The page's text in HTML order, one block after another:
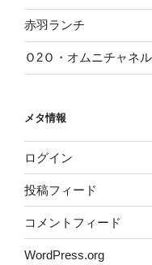
赤羽ランチ
Ｏ2Ｏ・オムニチャネル
メタ情報
ログイン
投稿フィード
コメントフィード
WordPress.org